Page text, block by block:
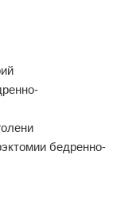
бедренно-